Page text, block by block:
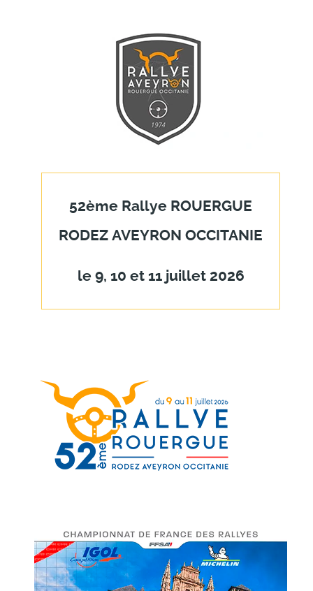
52ème Rallye ROUERGUE
RODEZ AVEYRON OCCITANIE
le 9, 10 et 11 juillet 2026